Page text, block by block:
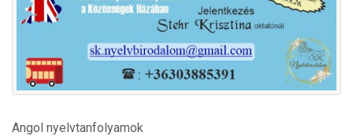
Angol nyelvtanfolyamok